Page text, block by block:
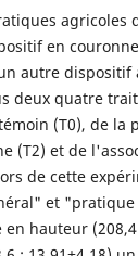
agricoles
en
autre dispositif
deux quatre
(T0), de la
(T2) et de
de cette
et
hauteur